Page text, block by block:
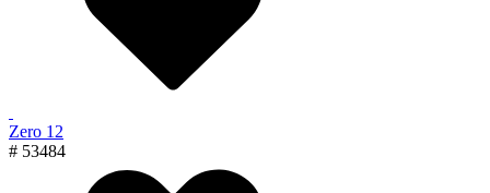
Zero 12
# 53484